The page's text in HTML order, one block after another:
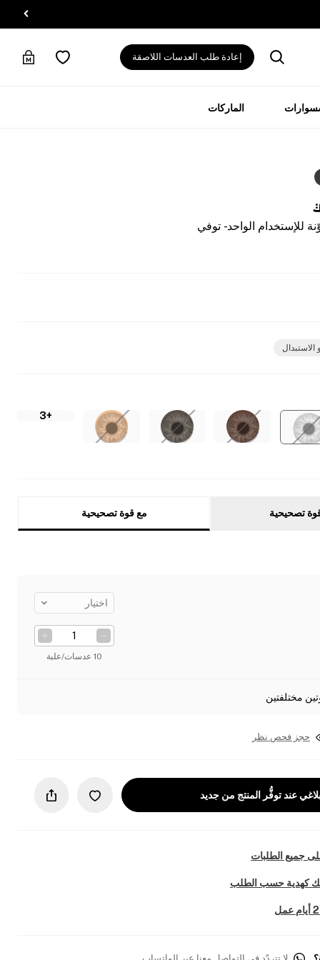
إعادة طلب العدسات اللاصقة
الماركات
للإستخدام الواحد - توفي
الاستبدال
+3
تصحيحية مع قوة تصحيحية
اختيار
10 عدسات/علبة
مختلفتين
حجز فحص نظر
عند توفُّر المنتج من جديد
جميع الطلبات
كهدية حسب الطلب